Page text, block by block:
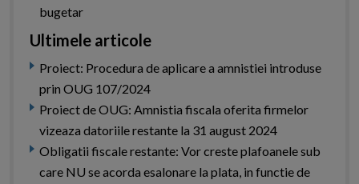
bugetar
Ultimele articole
Proiect: Procedura de aplicare a amnistiei introduse
prin OUG 107/2024
Proiect de OUG: Amnistia fiscala oferita firmelor
vizeaza datoriile restante la 31 august 2024
Obligatii fiscale restante: Vor creste plafoanele sub
care NU se acorda esalonare la plata, in functie de